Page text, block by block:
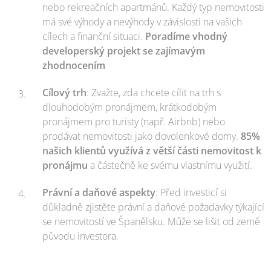
nebo rekreačních apartmánů. Každý typ nemovitosti
má své výhody a nevýhody v závislosti na vašich
cílech a finanční situaci. Poradíme vhodný
developerský projekt se zajímavým
zhodnocením
Cílový trh: Zvažte, zda chcete cílit na trh s
dlouhodobým pronájmem, krátkodobým
pronájmem pro turisty (např. Airbnb) nebo
prodávat nemovitosti jako dovolenkové domy. 85%
našich klientů využívá z větší části nemovitost k
pronájmu a částečně ke svému vlastnímu využití.
Právní a daňové aspekty: Před investicí si
důkladně zjistěte právní a daňové požadavky týkající
se nemovitostí ve Španělsku. Může se lišit od země
původu investora.